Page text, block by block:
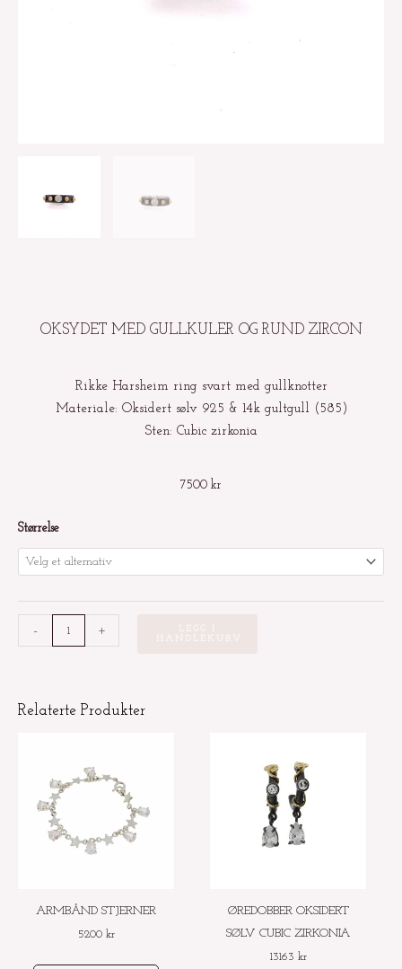
OKSYDET MED GULLKULER OG RUND ZIRCON
Rikke Harsheim ring svart med gullknotter
Materiale: Oksidert sølv 925 & 14k gultgull (585)
Sten: Cubic zirkonia
7500 kr
Størrelse
-
Oksydet
med
gullkuler
rund
+
LEGG I
HANDLEKURV
Relaterte Produkter
ARMBÅND STJERNER
5200 kr
ØREDOBBER OKSIDERT
SØLV CUBIC ZIRKONIA
13163 kr